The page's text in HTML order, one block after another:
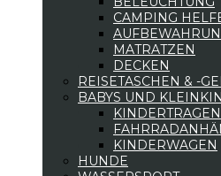
CAMPING
MATRATZEN
DECKEN
REISETASCHEN & -
BABYS UND
KINDERTRAGEN
KINDERWAGEN
HUNDE